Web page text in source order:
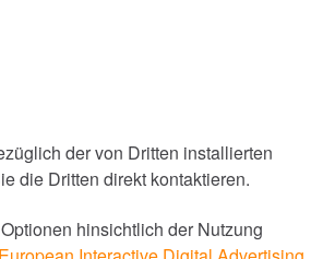
der von Dritten installierten
die Dritten direkt kontaktieren.
hinsichtlich der Nutzung